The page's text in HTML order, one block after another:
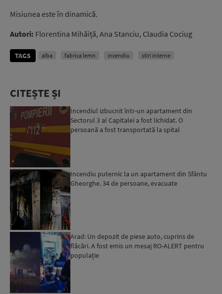
Misiunea este în dinamică.
Autori: Florentina Mihăiță, Ana Stanciu, Claudia Cociug
TAGS alba fabrica lemn incendiu stiri interne
CITEȘTE ȘI
Incendiul izbucnit într-un apartament din
Sectorul 3 al Capitalei a fost lichidat. O
persoană a fost transportată la spital
Incendiu puternic la un apartament din Sfântu
Gheorghe. 34 de persoane, evacuate
Arad: Un depozit de piese auto, cuprins de
flăcări. A fost emis un mesaj RO-ALERT pentru
populație